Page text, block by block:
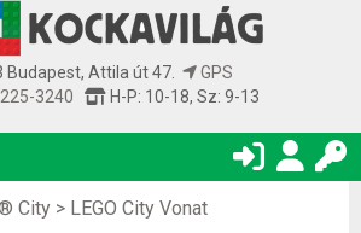
Budapest, Attila út 47.
GPS
3240
H-P: 10-18, Sz: 9-13
City > LEGO City Vonat